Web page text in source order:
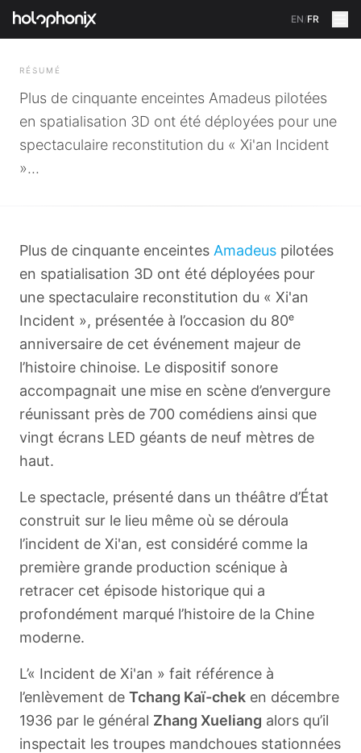
EN/FR
RETOUR
RÉSUMÉ
Plus de cinquante enceintes Amadeus pilotées
en spatialisation 3D ont été déployées pour une
spectaculaire reconstitution du « Xi'an Incident
»...
Plus de cinquante enceintes Amadeus pilotées
en spatialisation 3D ont été déployées pour
une spectaculaire reconstitution du « Xi'an
Incident », présentée à l’occasion du 80ᵉ
anniversaire de cet événement majeur de
l’histoire chinoise. Le dispositif sonore
accompagnait une mise en scène d’envergure
réunissant près de 700 comédiens ainsi que
vingt écrans LED géants de neuf mètres de
haut.
Le spectacle, présenté dans un théâtre d’État
construit sur le lieu même où se déroula
l’incident de Xi'an, est considéré comme la
première grande production scénique à
retracer cet épisode historique qui a
profondément marqué l’histoire de la Chine
moderne.
L’« Incident de Xi'an » fait référence à
l’enlèvement de Tchang Kaï-chek en décembre
1936 par le général Zhang Xueliang alors qu’il
inspectait les troupes mandchoues stationnées